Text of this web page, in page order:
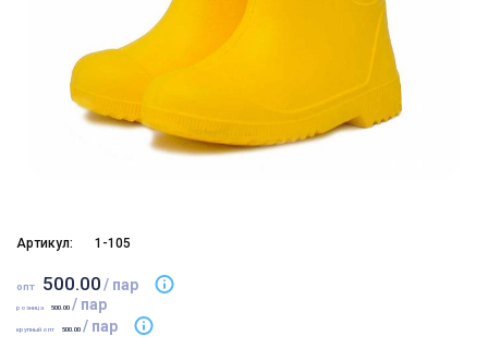
Артикул: 1-105
опт 500.00/ пар
розница 500.00 / пар
крупный опт 500.00 / пар